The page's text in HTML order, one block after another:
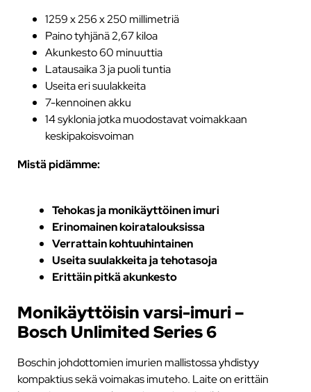
1259 x 256 x 250 millimetriä
Paino tyhjänä 2,67 kiloa
Akunkesto 60 minuuttia
Latausaika 3 ja puoli tuntia
Useita eri suulakkeita
7-kennoinen akku
14 syklonia jotka muodostavat voimakkaan
keskipakoisvoiman
Mistä pidämme:
Tehokas ja monikäyttöinen imuri
Erinomainen koiratalouksissa
Verrattain kohtuuhintainen
Useita suulakkeita ja tehotasoja
Erittäin pitkä akunkesto
Monikäyttöisin varsi-imuri –
Bosch Unlimited Series 6
Boschin johdottomien imurien mallistossa yhdistyy
kompaktius sekä voimakas imuteho. Laite on erittäin